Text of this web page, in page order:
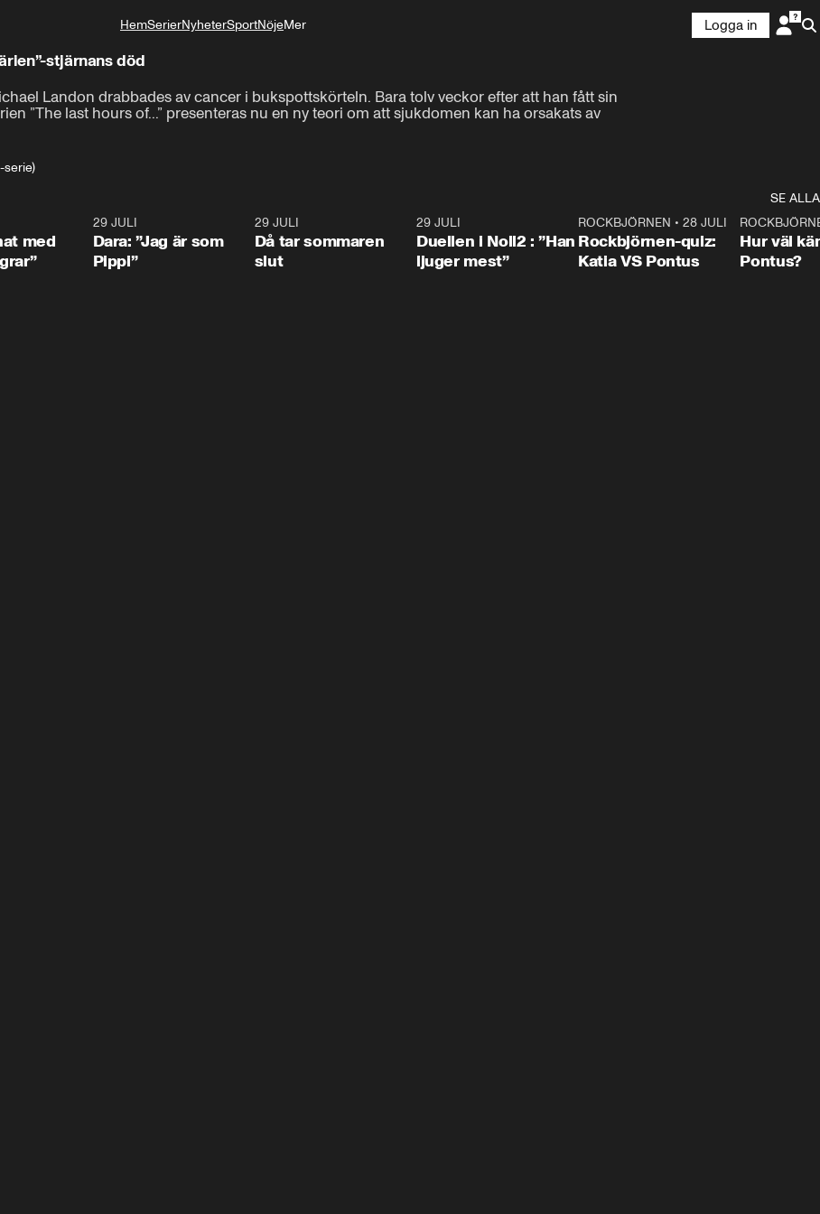
HemSerierNyheterSportNöjeMer
Logga in
stjärnans död
Landon drabbades av cancer i bukspottskörteln. Bara tolv veckor efter att han fått sin
”The last hours of...” presenteras nu en ny teori om att sjukdomen kan ha orsakats av
serie)
SE ALLA
med
29 JULI
Dara: ”Jag är som
Pippi”
29 JULI
Då tar sommaren
slut
29 JULI
Duellen i Noll2 : ”Han
ljuger mest”
0:15
ROCKBJÖRNEN •28 JULI
Rockbjörnen-quiz:
Katia VS Pontus
Hur väl
Pontus?